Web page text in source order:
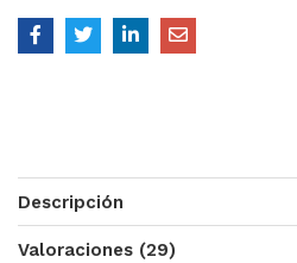
Descripción
Valoraciones (29)